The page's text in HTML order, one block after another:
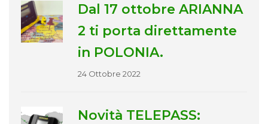
Dal 17 ottobre ARIANNA
2 ti porta direttamente
in POLONIA.
24 Ottobre 2022
Novità TELEPASS: